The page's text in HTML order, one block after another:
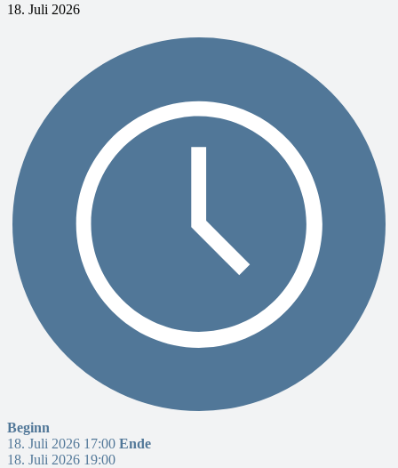
18. Juli 2026
Beginn
18. Juli 2026 17:00 Ende
18. Juli 2026 19:00